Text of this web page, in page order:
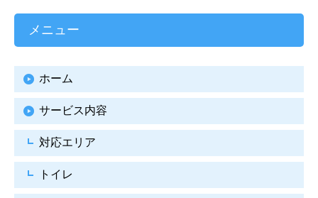
メニュー
ホーム
サービス内容
対応エリア
トイレ